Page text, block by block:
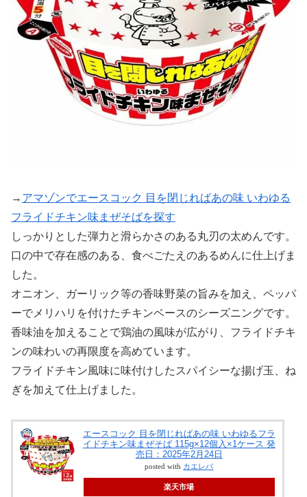
→ アマゾンでエースコック 目を閉じればあの味 いわゆる
フライドチキン味まぜそばを探す
しっかりとした弾力と滑らかさのある丸刃の太めんです。
口の中で存在感のある、食べごたえのあるめんに仕上げま
した。
オニオン、ガーリック等の香味野菜の旨みを加え、ペッパ
ーでメリハリを付けたチキンベースのシーズニングです。
香味油を加えることで鶏油の風味が広がり、フライドチキ
ンの味わいの再限度を高めています。
フライドチキン風味に味付けしたスパイシーな揚げ玉、ね
ぎを加えて仕上げました。
エースコック 目を閉じればあの味 いわゆるフラ
イドチキン味まぜそば 115g×12個入×1ケース 発
売日：2025年2月24日
posted with カエレバ
楽天市場